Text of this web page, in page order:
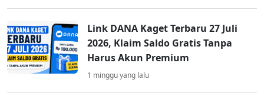
Link DANA Kaget Terbaru 27 Juli
2026, Klaim Saldo Gratis Tanpa
Harus Akun Premium
1 minggu yang lalu